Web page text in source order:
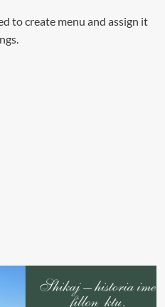
to create menu and assign it